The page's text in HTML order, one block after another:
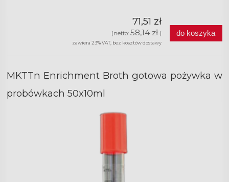
71,51 zł
(netto: 58,14 zł)
zawiera 23% VAT, bez kosztów dostawy
do koszyka
MKTTn Enrichment Broth gotowa pożywka w
probówkach 50x10ml